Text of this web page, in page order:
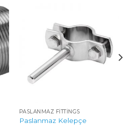
PASLANMAZ FITTINGS
Paslanmaz Kelepçe